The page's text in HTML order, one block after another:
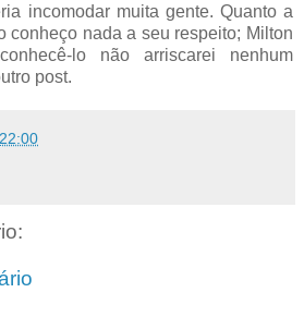
incomodar muita gente. Quanto a
conheço nada a seu respeito; Milton
lo não arriscarei nenhum
post.
22:00